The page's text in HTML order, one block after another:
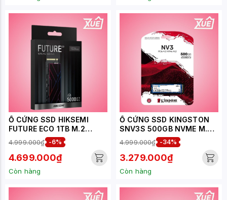
Ổ CỨNG SSD HIKSEMI
FUTURE ECO 1TB M.2
NVME 2280 PCIE GEN 4 X
4 (ĐỌC 5000MB/S - GHI
4600MB/S) - (HS-SSD-
FUTURE-ECO-1024G)
4.999.000₫ -6%
4.699.000₫
Còn hàng
Ổ CỨNG SSD KINGSTON
SNV3S 500GB NVME M.2
2280 PCIE GEN 4X4 (ĐỌC
5000MB/S - GHI
3000MB/S) -
(SNV3S/500G)
4.999.000₫ -34%
3.279.000₫
Còn hàng